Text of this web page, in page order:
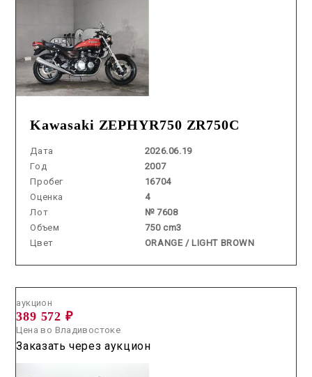
Kawasaki ZEPHYR750 ZR750C
Дата
2026.06.19
Год
2007
Пробег
16704
Оценка
4
Лот
№ 7608
Объем
750 cm3
Цвет
ORANGE / LIGHT BROWN
аукцион
389 572 ₽
Цена во Владивостоке
Заказать через аукцион